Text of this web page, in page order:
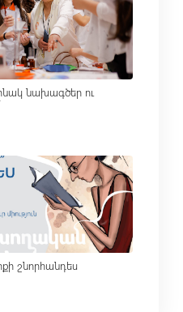
նախագծեր ու
շնորհանդես